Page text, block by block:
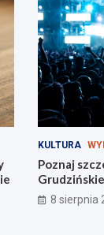
KULTURA
Poznaj
8 sierpnia